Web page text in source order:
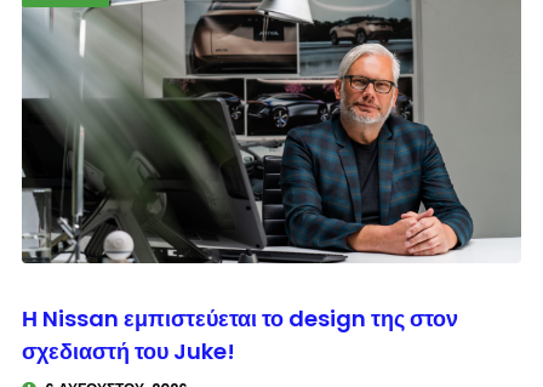
Η Nissan εμπιστεύεται το design της στον
σχεδιαστή του Juke!